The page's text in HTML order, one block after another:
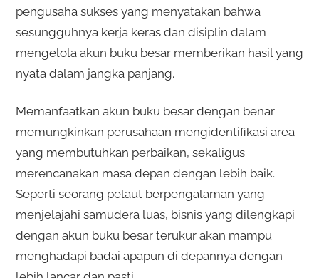
pengusaha sukses yang menyatakan bahwa
sesungguhnya kerja keras dan disiplin dalam
mengelola akun buku besar memberikan hasil yang
nyata dalam jangka panjang.
Memanfaatkan akun buku besar dengan benar
memungkinkan perusahaan mengidentifikasi area
yang membutuhkan perbaikan, sekaligus
merencanakan masa depan dengan lebih baik.
Seperti seorang pelaut berpengalaman yang
menjelajahi samudera luas, bisnis yang dilengkapi
dengan akun buku besar terukur akan mampu
menghadapi badai apapun di depannya dengan